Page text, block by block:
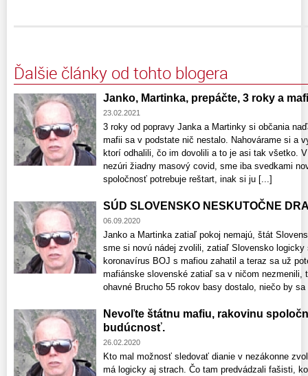
Ďalšie články od tohto blogera
Janko, Martinka, prepáčte, 3 roky a
23.02.2021
3 roky od popravy Janka a Martinky si občania
mafii sa v podstate nič nestalo. Nahovárame si a
ktorí odhalili, čo im dovolili a to je asi tak všetko.
nezúri žiadny masový covid, sme iba svedkami
spoločnosť potrebuje reštart, inak si ju [...]
SÚD SLOVENSKO NESKUTOČNE
06.09.2020
Janko a Martinka zatiaľ pokoj nemajú, štát
sme si novú nádej zvolili, zatiaľ Slovensko logicky
koronavírus BOJ s mafiou zahatil a teraz sa už
mafiánske slovenské zatiaľ sa v ničom
ohavné Brucho 55 rokov basy dostalo, niečo by
Nevoľte štátnu mafiu, rakovinu
budúcnosť.
26.02.2020
Kto mal možnosť sledovať dianie v nezákonne
má logicky aj strach. Čo tam predvádzali fašisti,